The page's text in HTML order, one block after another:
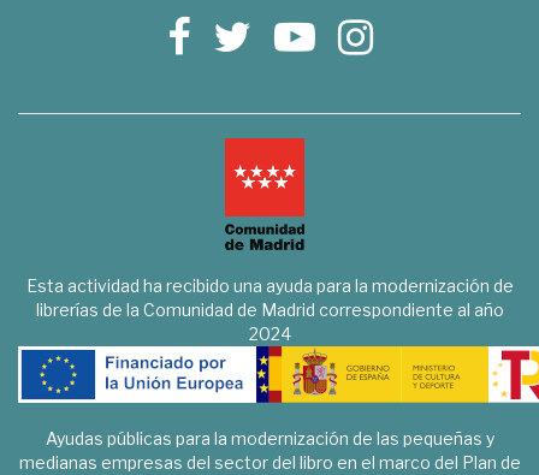
Esta actividad ha recibido una ayuda para la modernización de
librerías de la Comunidad de Madrid correspondiente al año
2024
Ayudas públicas para la modernización de las pequeñas y
medianas empresas del sector del libro en el marco del Plan de